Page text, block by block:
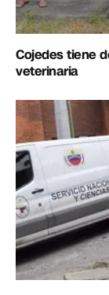
Cojedes tiene
veterinaria